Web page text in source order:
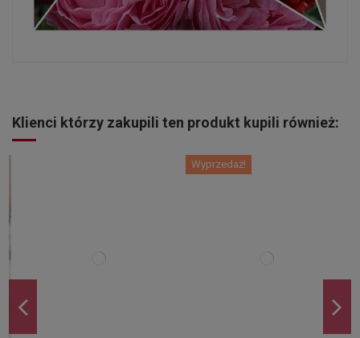
Klienci którzy zakupili ten produkt kupili również:
Wyprzedaż!